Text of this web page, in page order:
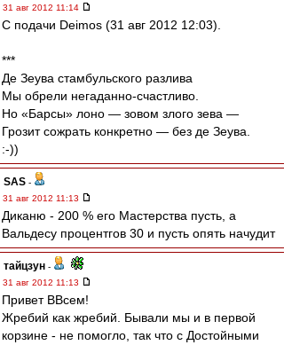
31 авг 2012 11:14
С подачи Deimos (31 авг 2012 12:03).
***
Де Зеува стамбульского разлива
Мы обрели негаданно-счастливо.
Но «Барсы» лоно — зовом злого зева —
Грозит сожрать конкретно — без де Зеува.
:-))
SAS -
31 авг 2012 11:13
Диканю - 200 % его Мастерства пусть, а
Вальдесу процентгов 30 и пусть опять начудит
тайцзун -
31 авг 2012 11:13
Привет ВВсем!
Жребий как жребий. Бывали мы и в первой
корзине - не помогло, так что с Достойными